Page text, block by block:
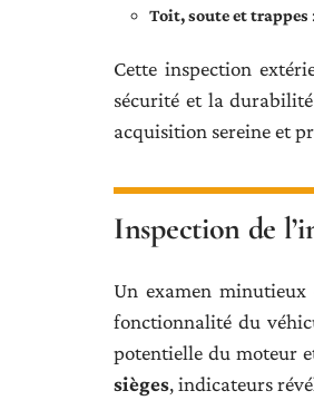
Toit, soute et trappes
Cette inspection
sécurité et la
acquisition sereine et
Inspection de
Un examen
fonctionnalité du
potentielle du moteur
sièges, indicateurs